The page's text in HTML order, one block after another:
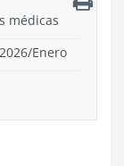
médicas
2026/Enero